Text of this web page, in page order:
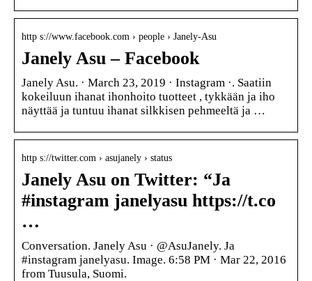
http s://www.facebook.com › people › Janely-Asu
Janely Asu – Facebook
Janely Asu. · March 23, 2019 · Instagram ·. Saatiin
kokeiluun ihanat ihonhoito tuotteet , tykkään ja iho
näyttää ja tuntuu ihanat silkkisen pehmeeltä ja …
http s://twitter.com › asujanely › status
Janely Asu on Twitter: “Ja
#instagram janelyasu https://t.co
…
Conversation. Janely Asu · @AsuJanely. Ja
#instagram janelyasu. Image. 6:58 PM · Mar 22, 2016
from Tuusula, Suomi.